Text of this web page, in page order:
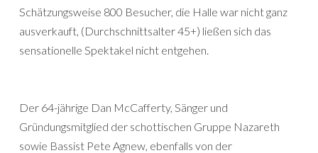
Schätzungsweise 800 Besucher, die Halle war nicht ganz
ausverkauft, (Durchschnittsalter 45+) ließen sich das
sensationelle Spektakel nicht entgehen.
Der 64-jährige Dan McCafferty, Sänger und
Gründungsmitglied der schottischen Gruppe Nazareth
sowie Bassist Pete Agnew, ebenfalls von der